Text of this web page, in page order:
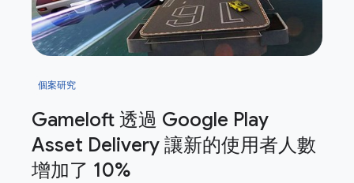
個案研究
Gameloft 透過 Google Play
Asset Delivery 讓新的使用者人數
增加了 10%